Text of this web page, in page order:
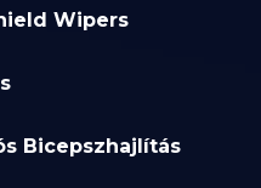
Wipers
Bicepszhajlítás